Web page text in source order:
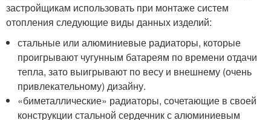
застройщикам использовать при монтаже систем
отопления следующие виды данных изделий:
стальные или алюминиевые радиаторы, которые
проигрывают чугунным батареям по времени отдачи
тепла, зато выигрывают по весу и внешнему (очень
привлекательному) дизайну.
«биметаллические» радиаторы, сочетающие в своей
конструкции стальной сердечник с алюминиевым